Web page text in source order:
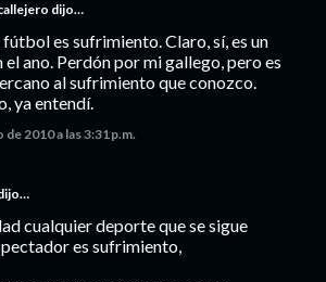
dijo…
fútbol es sufrimiento. Claro, sí, es un
el ano. Perdón por mi gallego, pero es
al sufrimiento que conozco.
ya entendí.
de 2010 a las 3:31 p.m.
cualquier deporte que se sigue
es sufrimiento,